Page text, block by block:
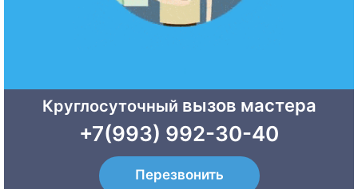
Круглосуточный вызов мастера
+7(993) 992-30-40
Перезвонить